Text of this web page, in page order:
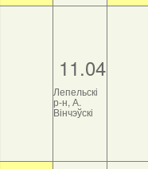
11.04
Лепельскі
р-н, А.
Вінчэўскі